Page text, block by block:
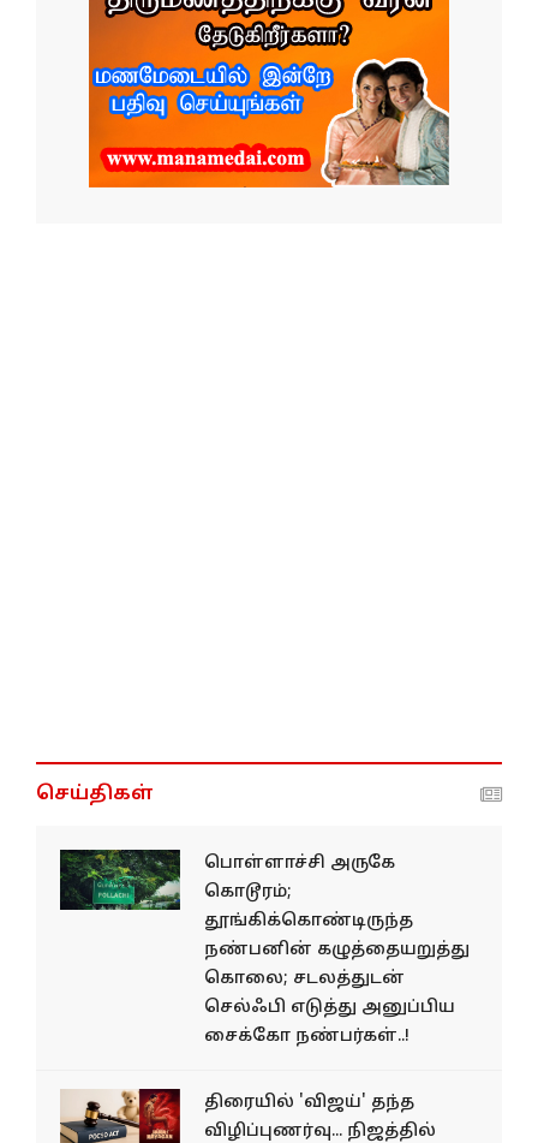
செய்திகள்
பொள்ளாச்சி அருகே
கொடூரம்;
தூங்கிக்கொண்டிருந்த
நண்பனின் கழுத்தையறுத்து
கொலை; சடலத்துடன்
செல்ஃபி எடுத்து அனுப்பிய
சைக்கோ நண்பர்கள்..!
திரையில் 'விஜய்' தந்த
விழிப்புணர்வு... நிஜத்தில்